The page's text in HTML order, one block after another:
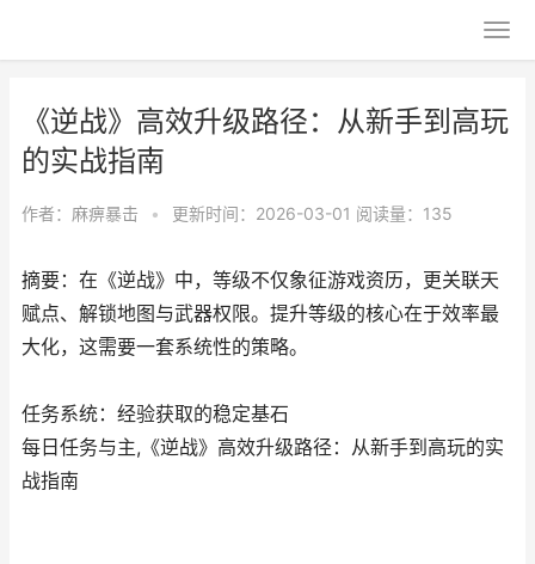
《逆战》高效升级路径：从新手到高玩
的实战指南
作者： 麻痹暴击 • 更新时间：2026-03-01 阅读量：135
摘要：在《逆战》中，等级不仅象征游戏资历，更关联天
赋点、解锁地图与武器权限。提升等级的核心在于效率最
大化，这需要一套系统性的策略。
任务系统：经验获取的稳定基石
每日任务与主,《逆战》高效升级路径：从新手到高玩的实
战指南